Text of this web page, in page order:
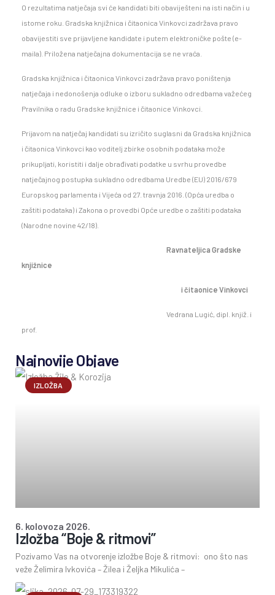
O rezultatima natječaja svi će kandidati biti obaviješteni na isti način i u
istome roku. Gradska knjižnica i čitaonica Vinkovci zadržava pravo
obavijestiti sve prijavljene kandidate i putem elektroničke pošte (e-
maila). Priložena natječajna dokumentacija se ne vraća.
Gradska knjižnica i čitaonica Vinkovci zadržava pravo poništenja
natječaja i nedonošenja odluke o izboru sukladno odredbama važećeg
Pravilnika o radu Gradske knjižnice i čitaonice Vinkovci.
Prijavom na natječaj kandidati su izričito suglasni da Gradska knjižnica
i čitaonica Vinkovci kao voditelj zbirke osobnih podataka može
prikupljati, koristiti i dalje obrađivati podatke u svrhu provedbe
natječajnog postupka sukladno odredbama Uredbe (EU) 2016/679
Europskog parlamenta i Vijeća od 27. travnja 2016. (Opća uredba o
zaštiti podataka) i Zakona o provedbi Opće uredbe o zaštiti podataka
(Narodne novine 42/18).
Ravnateljica Gradske
knjižnice
i čitaonice Vinkovci
Vedrana Lugić, dipl. knjiž. i
prof.
Najnovije Objave
IZLOŽBA
Izložba “Boje & ritmovi”
Pozivamo Vas na otvorenje izložbe Boje & ritmovi: ono što nas
veže Želimira Ivkovića – Žilea i Željka Mikulića –
6. kolovoza 2026.